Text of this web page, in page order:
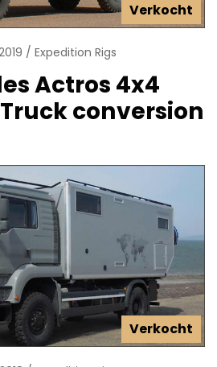
Verkocht
Expedition Rigs
Actros 4x4
conversion
Verkocht